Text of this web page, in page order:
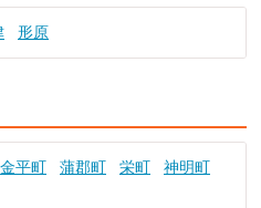
形原
金平町 蒲郡町 栄町
神明町